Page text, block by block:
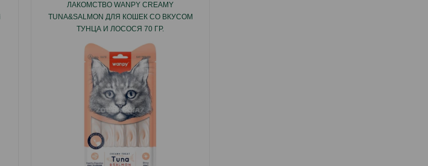
ЛАКОМСТВО WANPY CREAMY
TUNA&SALMON ДЛЯ КОШЕК СО ВКУСОМ
ТУНЦА И ЛОСОСЯ 70 ГР.